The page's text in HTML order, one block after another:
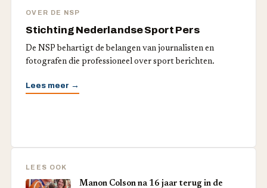
OVER DE NSP
Stichting Nederlandse Sport Pers
De NSP behartigt de belangen van journalisten en
fotografen die professioneel over sport berichten.
Lees meer →
LEES OOK
Manon Colson na 16 jaar terug in de